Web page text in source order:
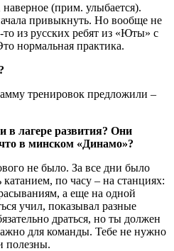
(прим. улыбается).
привыкнуть. Но вообще не
из русских ребят из «Юты» с
нормальная практика.
тренировок предложили –
в лагере развития? Они
в минском «Динамо»?
не было. За все дни было
по часу – на станциях:
а еще на одной
учил, показывал разные
драться, но ты должен
для команды. Тебе не нужно
полезны.